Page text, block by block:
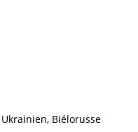
Biélorusse